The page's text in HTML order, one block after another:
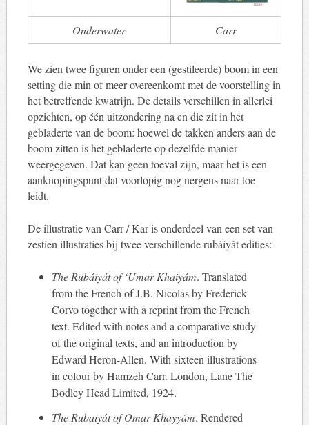
Onderwater Carr
We zien twee figuren onder een (gestileerde) boom in een
setting die min of meer overeenkomt met de voorstelling in
het betreffende kwatrijn. De details verschillen in allerlei
opzichten, op één uitzondering na en die zit in het
gebladerte van de boom: hoewel de takken anders aan de
boom zitten is het gebladerte op dezelfde manier
weergegeven. Dat kan geen toeval zijn, maar het is een
aanknopingspunt dat voorlopig nog nergens naar toe
leidt.
De illustratie van Carr / Kar is onderdeel van een set van
zestien illustraties bij twee verschillende rubáiyát edities:
The Rubáiyát of ‘Umar Khaiyám. Translated
from the French of J.B. Nicolas by Frederick
Corvo together with a reprint from the French
text. Edited with notes and a comparative study
of the original texts, and an introduction by
Edward Heron-Allen. With sixteen illustrations
in colour by Hamzeh Carr. London, Lane The
Bodley Head Limited, 1924.
The Rubaiyát of Omar Khayyám. Rendered